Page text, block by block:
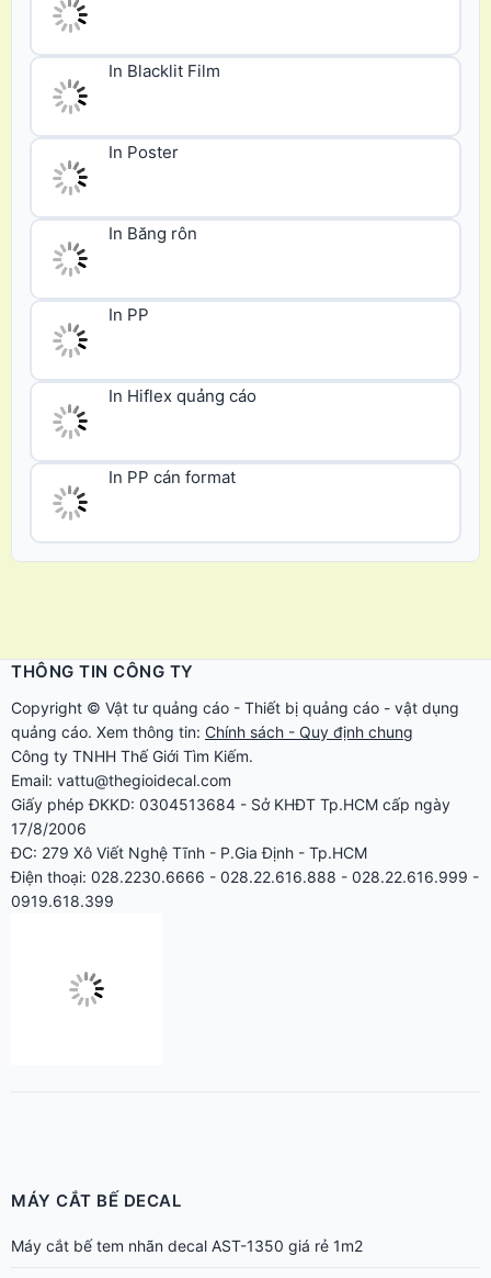
In Blacklit Film
In Poster
In Băng rôn
In PP
In Hiflex quảng cáo
In PP cán format
THÔNG TIN CÔNG TY
Copyright © Vật tư quảng cáo - Thiết bị quảng cáo - vật dụng
quảng cáo. Xem thông tin: Chính sách - Quy định chung
Công ty TNHH Thế Giới Tìm Kiếm.
Email: vattu@thegioidecal.com
Giấy phép ĐKKD: 0304513684 - Sở KHĐT Tp.HCM cấp ngày
17/8/2006
ĐC: 279 Xô Viết Nghệ Tĩnh - P.Gia Định - Tp.HCM
Điện thoại: 028.2230.6666 - 028.22.616.888 - 028.22.616.999 -
0919.618.399
MÁY CẮT BẾ DECAL
Máy cắt bế tem nhãn decal AST-1350 giá rẻ 1m2